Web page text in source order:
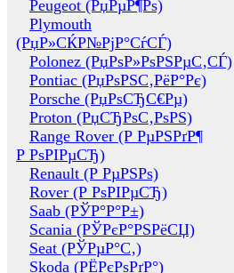
Peugeot (РџРµР¶Рѕ)
Plymouth
(РџР»СЌР№РјР°СѓСЃ)
Polonez (РџРѕР»РѕРЅРµС‚СЃ)
Pontiac (РџРѕРЅС‚РёР°Рє)
Porsche (РџРѕСЂС€Рµ)
Proton (РџСЂРѕС‚РѕРЅ)
Range Rover (Р РµРЅРґР¶
Р РѕРІРµСЂ)
Renault (Р РµРЅРѕ)
Rover (Р РѕРІРµСЂ)
Saab (РЎР°Р°Р±)
Scania (РЎРєР°РЅРёСЏ)
Seat (РЎРµР°С‚)
Skoda (РЁРєРѕРґР°)